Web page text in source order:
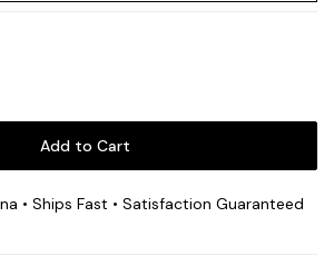
• Ships Fast • Satisfaction Guaranteed